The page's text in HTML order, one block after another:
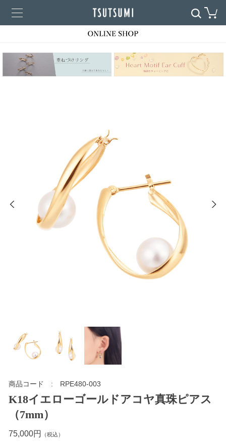
商品コード RPE480-003
K18イエローゴールドアコヤ真珠ピアス
（7mm）
75,000円 （税込）